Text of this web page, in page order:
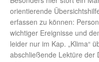
orientierende
erfassen zu können:
wichtiger Ereignisse und
leider nur im Kap. „Klima“
abschließende Lektüre der